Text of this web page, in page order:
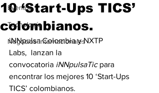
Eventos
Tecnología
Negocios Internacionales
10 ‘Start-Ups TICS’
colombianos.
iNNpulsa Colombia y NXTP
Labs,  lanzan la
convocatoria iNNpulsaTic para
encontrar los mejores 10 ‘Start-Ups
TICS’ colombianos.